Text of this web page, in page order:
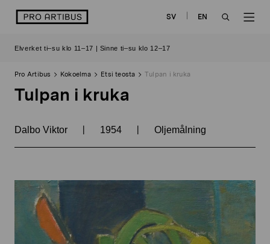
sisältöön
logo SV
EN
Elverket ti–su klo 11–17 | Sinne ti–su klo 12–17
Pro Artibus Kokoelma Etsi teosta Tulpan i kruka
Tulpan i kruka
Dalbo Viktor | 1954 | Oljemålning